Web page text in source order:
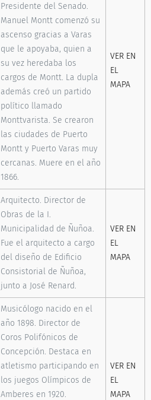
Presidente del Senado.
Manuel Montt comenzó su
ascenso gracias a Varas
que le apoyaba, quien a
su vez heredaba los
cargos de Montt. La dupla
además creó un partido
político llamado
Monttvarista. Se crearon
las ciudades de Puerto
Montt y Puerto Varas muy
cercanas. Muere en el año
1866.
VER EN
EL
MAPA
Arquitecto. Director de
Obras de la I.
Municipalidad de Ñuñoa.
Fue el arquitecto a cargo
del diseño de Edificio
Consistorial de Ñuñoa,
junto a José Renard.
VER EN
EL
MAPA
Musicólogo nacido en el
año 1898. Director de
Coros Polifónicos de
Concepción. Destaca en
atletismo participando en
los juegos Olímpicos de
Amberes en 1920.
VER EN
EL
MAPA